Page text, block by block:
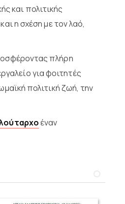
και πολιτικής
η σχέση με τον λαό,
πλήρη
για φοιτητές
πολιτική ζωή, την
έναν